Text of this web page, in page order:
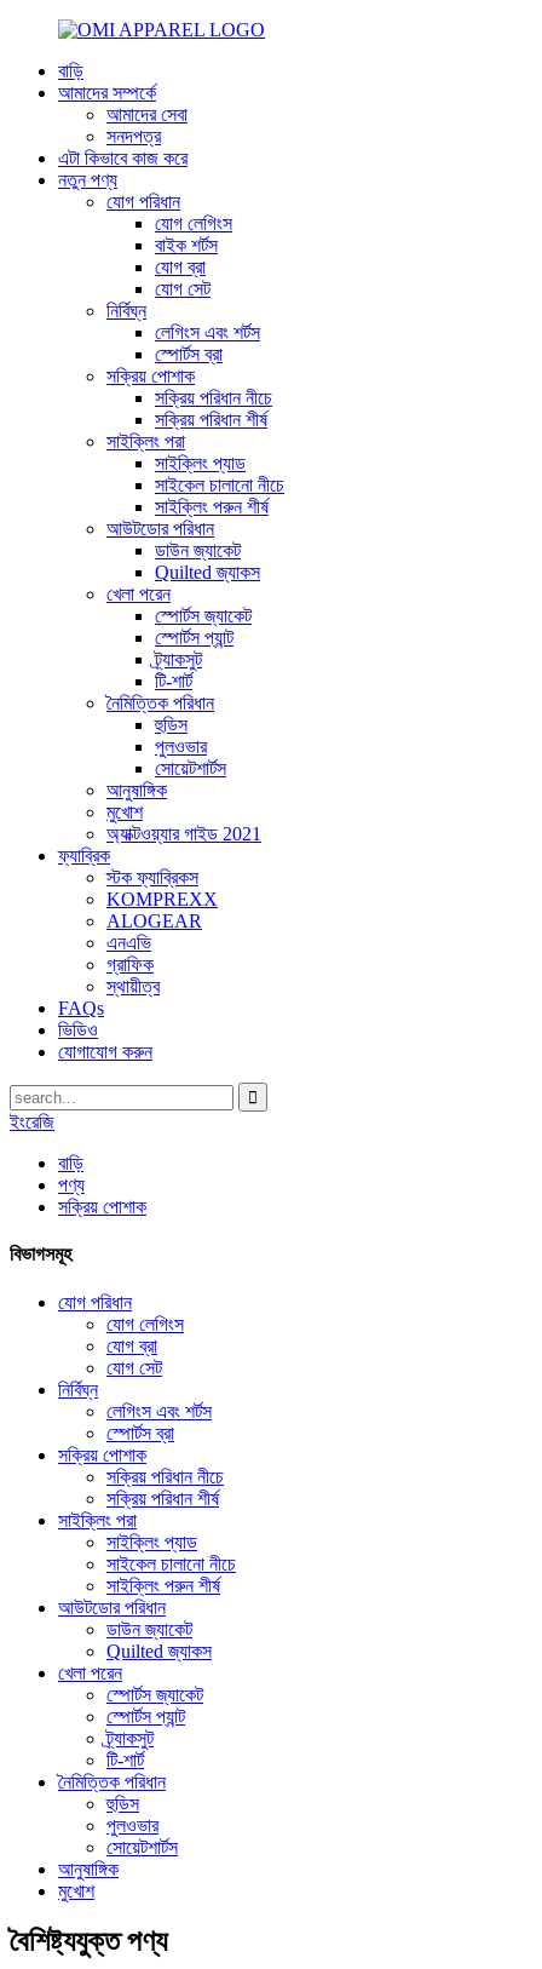
বাড়ি
আমাদের সম্পর্কে
আমাদের সেবা
সনদপত্র
এটা কিভাবে কাজ করে
নতুন পণ্য
যোগ পরিধান
যোগ লেগিংস
বাইক শর্টস
যোগ ব্রা
যোগ সেট
নির্বিঘ্ন
লেগিংস এবং শর্টস
স্পোর্টস ব্রা
সক্রিয় পোশাক
সক্রিয় পরিধান নীচে
সক্রিয় পরিধান শীর্ষ
সাইক্লিং পরা
সাইক্লিং প্যাড
সাইকেল চালানো নীচে
সাইক্লিং পরুন শীর্ষ
আউটডোর পরিধান
ডাউন জ্যাকেট
Quilted জ্যাকস
খেলা পরেন
স্পোর্টস জ্যাকেট
স্পোর্টস প্যান্ট
ট্র্যাকসুট
টি-শার্ট
নৈমিত্তিক পরিধান
হুডিস
পুলওভার
সোয়েটশার্টস
আনুষাঙ্গিক
মুখোশ
অ্যাক্টওয়্যার গাইড 2021
ফ্যাব্রিক
স্টক ফ্যাব্রিকস
KOMPREXX
ALOGEAR
এনএভি
গ্রাফিক
স্থায়ীত্ব
FAQs
ভিডিও
যোগাযোগ করুন
ইংরেজি
বাড়ি
পণ্য
সক্রিয় পোশাক
বিভাগসমূহ
যোগ পরিধান
যোগ লেগিংস
যোগ ব্রা
যোগ সেট
নির্বিঘ্ন
লেগিংস এবং শর্টস
স্পোর্টস ব্রা
সক্রিয় পোশাক
সক্রিয় পরিধান নীচে
সক্রিয় পরিধান শীর্ষ
সাইক্লিং পরা
সাইক্লিং প্যাড
সাইকেল চালানো নীচে
সাইক্লিং পরুন শীর্ষ
আউটডোর পরিধান
ডাউন জ্যাকেট
Quilted জ্যাকস
খেলা পরেন
স্পোর্টস জ্যাকেট
স্পোর্টস প্যান্ট
ট্র্যাকসুট
টি-শার্ট
নৈমিত্তিক পরিধান
হুডিস
পুলওভার
সোয়েটশার্টস
আনুষাঙ্গিক
মুখোশ
বৈশিষ্ট্যযুক্ত পণ্য